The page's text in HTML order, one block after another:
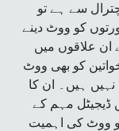
چترال سے ہے تو
کو ووٹ دینے
ان علاقوں میں
کو بھی ووٹ
ہیں۔ ان کا
ڈیجیٹل مہم کے
ووٹ کی اہمیت